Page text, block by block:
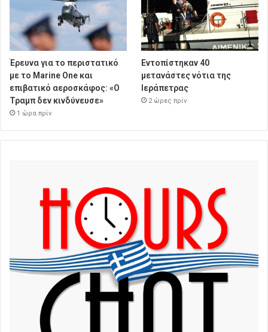
Έρευνα για το περιστατικό
με το Marine One και
επιβατικό αεροσκάφος: «Ο
Τραμπ δεν κινδύνευσε»
1 ώρα πρίν
Εντοπίστηκαν 40
μετανάστες νότια της
Ιεράπετρας
2 ώρες πρίν